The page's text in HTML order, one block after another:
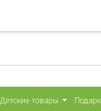
Детские товары